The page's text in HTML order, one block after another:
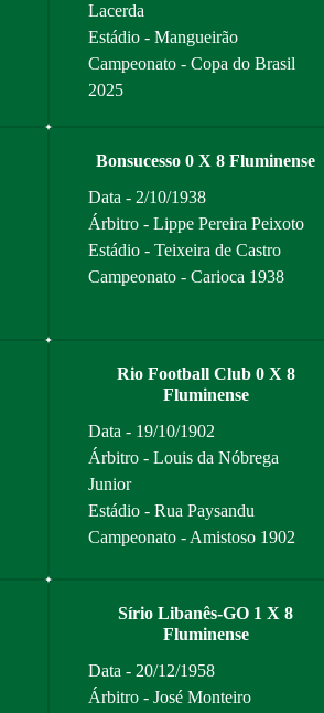
Lacerda
Estádio - Mangueirão
Campeonato - Copa do Brasil
2025
Bonsucesso 0 X 8 Fluminense
Data - 2/10/1938
Árbitro - Lippe Pereira Peixoto
Estádio - Teixeira de Castro
Campeonato - Carioca 1938
Rio Football Club 0 X 8
Fluminense
Data - 19/10/1902
Árbitro - Louis da Nóbrega
Junior
Estádio - Rua Paysandu
Campeonato - Amistoso 1902
Sírio Libanês-GO 1 X 8
Fluminense
Data - 20/12/1958
Árbitro - José Monteiro